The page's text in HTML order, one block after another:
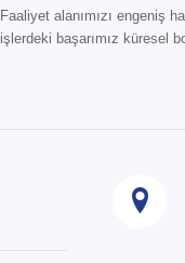
Faaliyet alanımızı engeniş
işlerdeki başarımız küresel